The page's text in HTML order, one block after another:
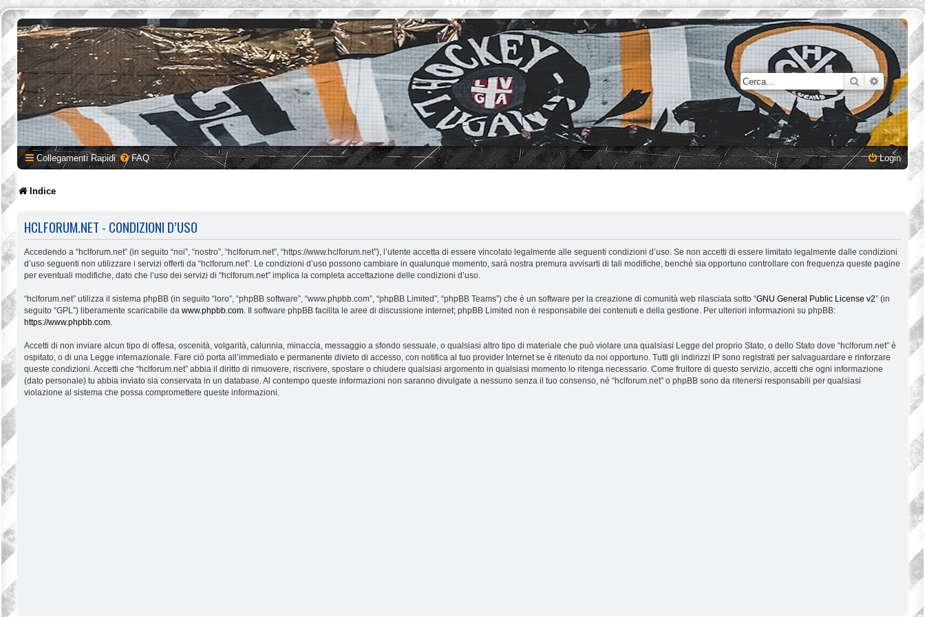
Cerca Ricerca
Collegamenti Rapidi FAQ Login
Indice
HCLFORUM.NET - CONDIZIONI D’USO
Accedendo a “hclforum.net” (in seguito “noi”, “nostro”, “hclforum.net”, “https://www.hclforum.net”), l’utente accetta di essere vincolato legalmente alle seguenti condizioni d’uso. Se non accetti di essere limitato legalmente dalle condizioni
d’uso seguenti non utilizzare i servizi offerti da “hclforum.net”. Le condizioni d’uso possono cambiare in qualunque momento, sarà nostra premura avvisarti di tali modifiche, benché sia opportuno controllare con frequenza queste pagine
per eventuali modifiche, dato che l’uso dei servizi di “hclforum.net” implica la completa accettazione delle condizioni d’uso.
“hclforum.net” utilizza il sistema phpBB (in seguito “loro”, “phpBB software”, “www.phpbb.com”, “phpBB Limited”, “phpBB Teams”) che è un software per la creazione di comunità web rilasciata sotto “GNU General Public License v2” (in
seguito “GPL”) liberamente scaricabile da www.phpbb.com . Il software phpBB facilita le aree di discussione internet; phpBB Limited non è responsabile dei contenuti e della gestione. Per ulteriori informazioni su phpBB:
https://www.phpbb.com
Accetti di non inviare alcun tipo di offesa, oscenità, volgarità, calunnia, minaccia, messaggio a sfondo sessuale, o qualsiasi altro tipo di materiale che può violare una qualsiasi Legge del proprio Stato, o dello Stato dove “hclforum.net” è
ospitato, o di una Legge internazionale. Fare ciò porta all’immediato e permanente divieto di accesso, con notifica al tuo provider Internet se è ritenuto da noi opportuno. Tutti gli indirizzi IP sono registrati per salvaguardare e rinforzare
queste condizioni. Accetti che “hclforum.net” abbia il diritto di rimuovere, riscrivere, spostare o chiudere qualsiasi argomento in qualsiasi momento lo ritenga necessario. Come fruitore di questo servizio, accetti che ogni informazione
(dato personale) tu abbia inviato sia conservata in un database. Al contempo queste informazioni non saranno divulgate a nessuno senza il tuo consenso, né “hclforum.net” o phpBB sono da ritenersi responsabili per qualsiasi
violazione al sistema che possa compromettere queste informazioni.